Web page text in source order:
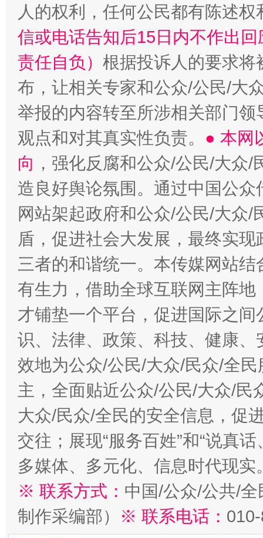
“蜀中异人”王建安的艺术幻境
人的权利，任何公民都有陈述
信或电话告知后15日内不作出
责任自负） 根据投诉人的要求将
布，让相关专家和公众/公民/大
举报的内容转至所涉相关部门
观点和对其真实性负责。 ● 本网
向 ，强化反腐和公众/公民/大众
造良好舆论氛围。通过中国公
网站架起政府和公众/公民/大众
盾，促进社会大发展，最终实
三者的和谐统一。本传媒网站
有生力，借助全球互联网主阵
才铺垫一个平台，促进国际之
识、法律、政策、科技、健康
效地为公众/公民/大众/民众/全
主，全面贴近公众/公民/大众/民
大众/民众/全民的安全信息，促
交往；展现“服务百姓”和“说真
多媒体、多元化、信息时代现实
※ 联系方式： 中国/公众/公共/
制作采编部）
※ 联系电话：